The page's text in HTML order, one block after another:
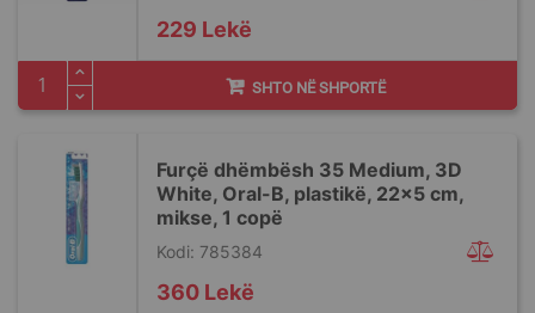
229 Lekë
SHTO NË SHPORTË
Furçë dhëmbësh 35 Medium, 3D
White, Oral-B, plastikë, 22x5 cm,
mikse, 1 copë
Kodi: 785384
360 Lekë